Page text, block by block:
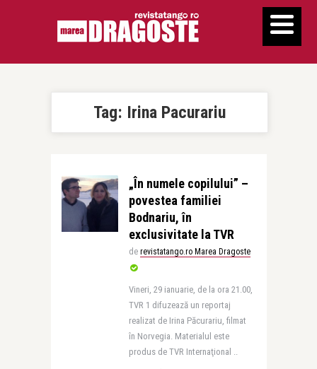
Tag: Irina Pacurariu
„În numele copilului” –
povestea familiei
Bodnariu, în
exclusivitate la TVR
de revistatango.ro Marea Dragoste
Vineri, 29 ianuarie, de la ora 21.00,
TVR 1 difuzează un reportaj
realizat de Irina Păcurariu, filmat
în Norvegia. Materialul este
produs de TVR Internaţional ..